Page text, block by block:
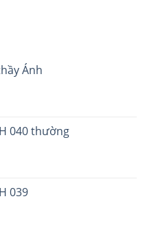
Ánh
040 thường
039